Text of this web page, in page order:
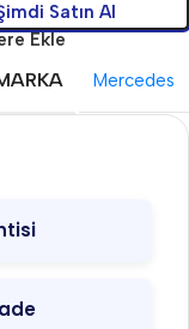
Satın Al
Ekle
Mercedes